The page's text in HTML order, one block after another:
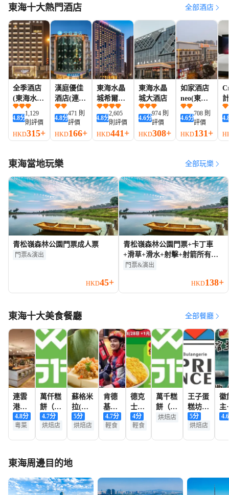
東海十大熱門酒店 全部酒店
全季酒店
(東海水晶
城店)
4.8分
1,129
則評價
HKD315+
漢庭優佳
酒店(連雲
港東海水
晶城店)
4.8分
471 則
評價
HKD166+
東海水晶
城希爾頓
歡朋酒店
4.8分
2,605
則評價
HKD441+
東海水晶
城大酒店
4.6分
974 則
評價
HKD308+
如家酒店
neo(東海
牛山北路
水晶城步
行街店)
4.6分
708 則
評價
HKD131+
東海當地玩樂 全部玩樂
青松嶺森林公園門票成人票
門票&演出
HKD45+
青松嶺森林公園門票+卡丁車
+滑草+滑水+射擊+射箭所有旅
客
門票&演出
HKD138+
東海十大美食餐廳 全部餐廳
連雲
港東
海希
爾頓
餐廳
4.8分
粵菜
萬仟糕
餅（利
民西路
店）
4.7分
烘焙店
蘇格米
拉(聚
龍公館
店)
5分
烘焙店
肯德
基
（東
海時
4.7分
輕食
德克
士
（東
海和
4分
輕食
萬千糕
餅（晶
都學府
烘焙店
王子蛋
糕坊
(金陵
禦花園
5分
烘焙店
徽
主
鱖
4.6
東海周邊目的地